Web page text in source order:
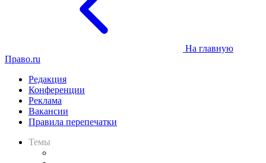
На главную
Право.ru
Редакция
Конференции
Реклама
Вакансии
Правила перепечатки
Темы